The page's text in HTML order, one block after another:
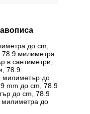
до cm,
78.9 милиметра
в сантиметри,
78.9
милиметър до
mm до cm, 78.9
до cm, 78.9
милиметра до